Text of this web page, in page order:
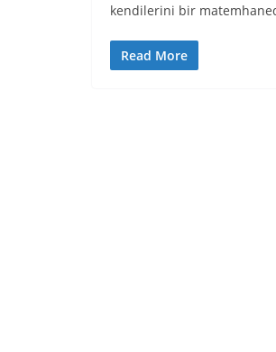
kendilerini bir
Read More